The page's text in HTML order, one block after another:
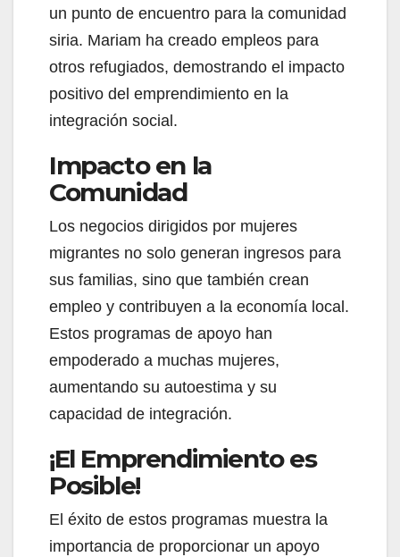
un punto de encuentro para la comunidad
siria. Mariam ha creado empleos para
otros refugiados, demostrando el impacto
positivo del emprendimiento en la
integración social.
Impacto en la
Comunidad
Los negocios dirigidos por mujeres
migrantes no solo generan ingresos para
sus familias, sino que también crean
empleo y contribuyen a la economía local.
Estos programas de apoyo han
empoderado a muchas mujeres,
aumentando su autoestima y su
capacidad de integración.
¡El Emprendimiento es
Posible!
El éxito de estos programas muestra la
importancia de proporcionar un apoyo